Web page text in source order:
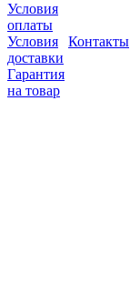
Условия
оплаты
Условия
доставки
Гарантия
на товар
Контакты